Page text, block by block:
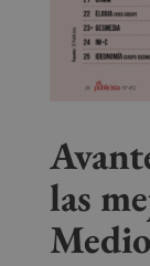
las